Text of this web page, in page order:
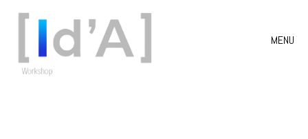
MENU